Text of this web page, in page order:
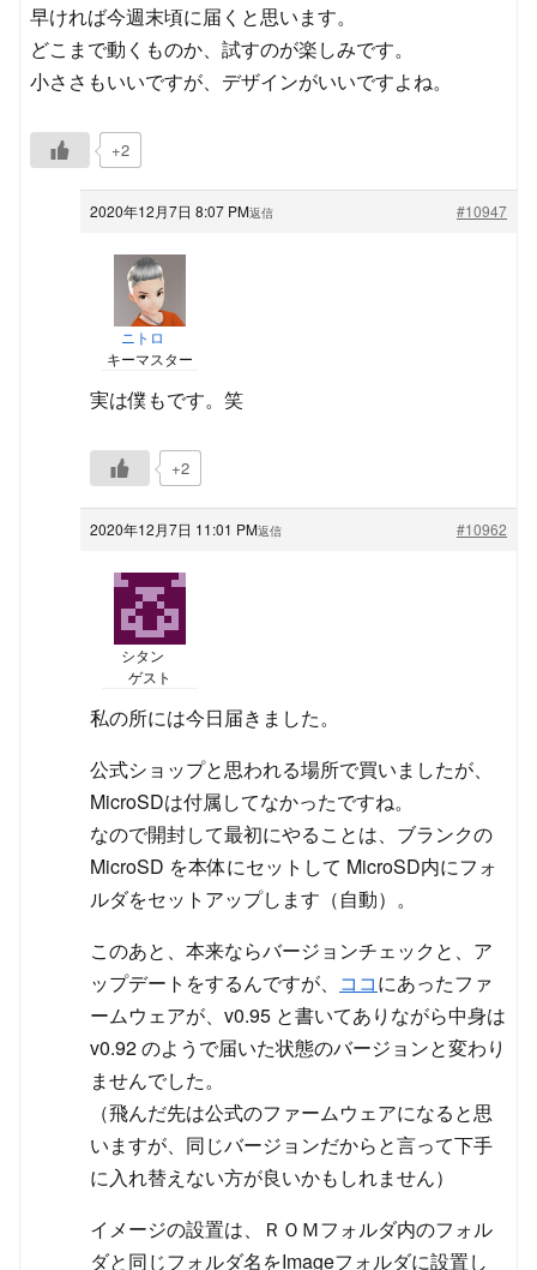
早ければ今週末頃に届くと思います。
どこまで動くものか、試すのが楽しみです。
小ささもいいですが、デザインがいいですよね。
+2
2020年12月7日 8:07 PM #10947
返信
ニトロ
キーマスター
実は僕もです。笑
+2
2020年12月7日 11:01 PM #10962
返信
シタン
ゲスト
私の所には今日届きました。
公式ショップと思われる場所で買いましたが、
MicroSDは付属してなかったですね。
なので開封して最初にやることは、ブランクの
MicroSD を本体にセットして MicroSD内にフォ
ルダをセットアップします（自動）。
このあと、本来ならバージョンチェックと、ア
ップデートをするんですが、 ココにあったファ
ームウェアが、v0.95 と書いてありながら中身は
v0.92 のようで届いた状態のバージョンと変わり
ませんでした。
（飛んだ先は公式のファームウェアになると思
いますが、同じバージョンだからと言って下手
に入れ替えない方が良いかもしれません）
イメージの設置は、ＲＯＭフォルダ内のフォル
ダと同じフォルダ名をImageフォルダに設置し